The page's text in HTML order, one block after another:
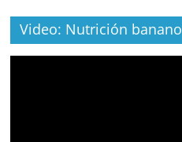
Video: Nutrición banano